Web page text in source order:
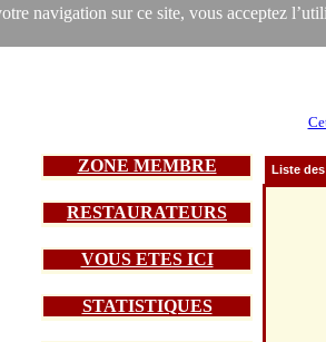
navigation sur ce site, vous acceptez
ZONE MEMBRE
RESTAURATEURS
VOUS ETES ICI
STATISTIQUES
Liste